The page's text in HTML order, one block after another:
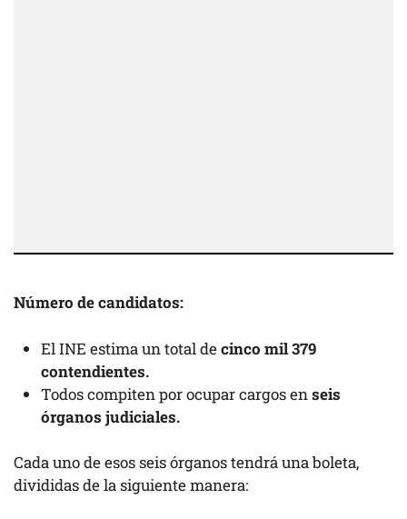
Número de candidatos:
El INE estima un total decinco mil 379
contendientes.
Todos compiten por ocupar cargos enseis
órganos judiciales.
Cada uno de esos seis órganos tendrá una boleta,
divididas de la siguiente manera: